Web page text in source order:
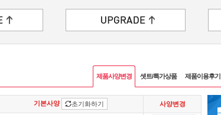
제품사양변경 셋트/특가상품 제품이용후기
기본사양 초기화하기 사양변경